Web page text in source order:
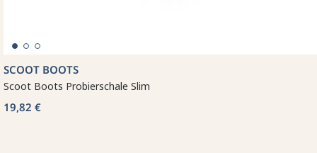
SCOOT BOOTS
Scoot Boots Probierschale Slim
19,82 €